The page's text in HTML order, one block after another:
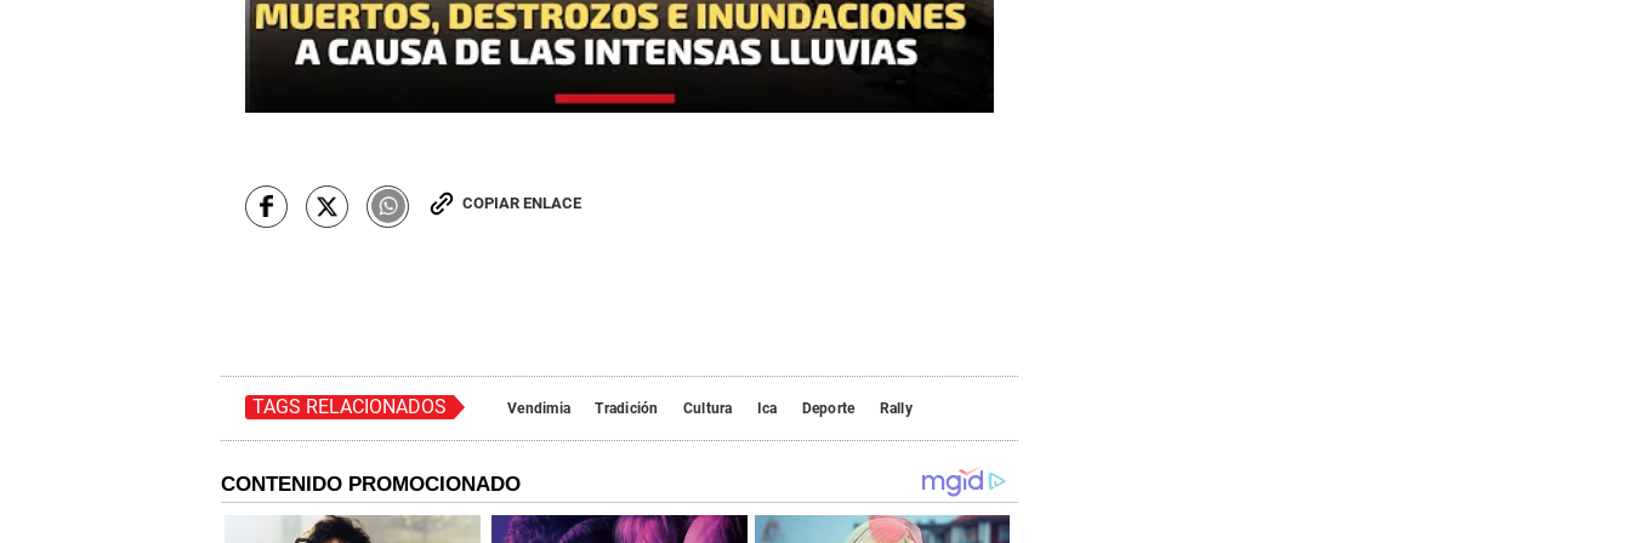
COPIAR ENLACE
TAGS RELACIONADOS Vendimia Tradición Cultura Ica Deporte Rally